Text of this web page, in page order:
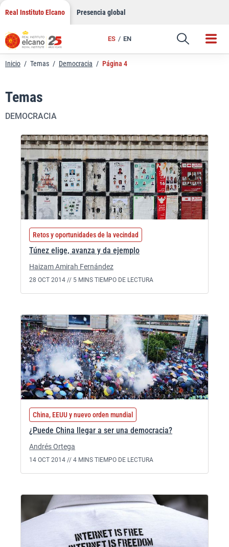
Saltar
contenido
Real Instituto Elcano Presencia global
ES EN
Inicio / Temas / Democracia / Página 4
Temas
DEMOCRACIA
Retos y oportunidades de la vecindad
Túnez elige, avanza y da ejemplo
Haizam Amirah Fernández
28 OCT 2014 // 5 MINS TIEMPO DE LECTURA
China, EEUU y nuevo orden mundial
¿Puede China llegar a ser una democracia?
Andrés Ortega
14 OCT 2014 // 4 MINS TIEMPO DE LECTURA